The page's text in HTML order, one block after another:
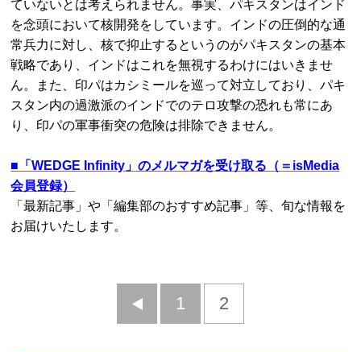
ていないとは考えられません。事実、パキスタンはインド
を念頭において核開発をしています。インドの圧倒的な通
常兵力に対し、核で抑止するというのがパキスタンの基本
戦略であり、インドはこれを無視するわけにはいきませ
ん。また、印パはカシミールを巡って対立しており、パキ
スタン内の過激派のインドでのテロ攻撃の恐れも常にあ
り、印パの軍事衝突の危険は排除できません。
■ 「WEDGE Infinity」のメルマガを受け取る（＝isMedia
会員登録）
「最新記事」や「編集部のおすすめ記事」等、旬な情報を
お届けいたします。
前
1 2